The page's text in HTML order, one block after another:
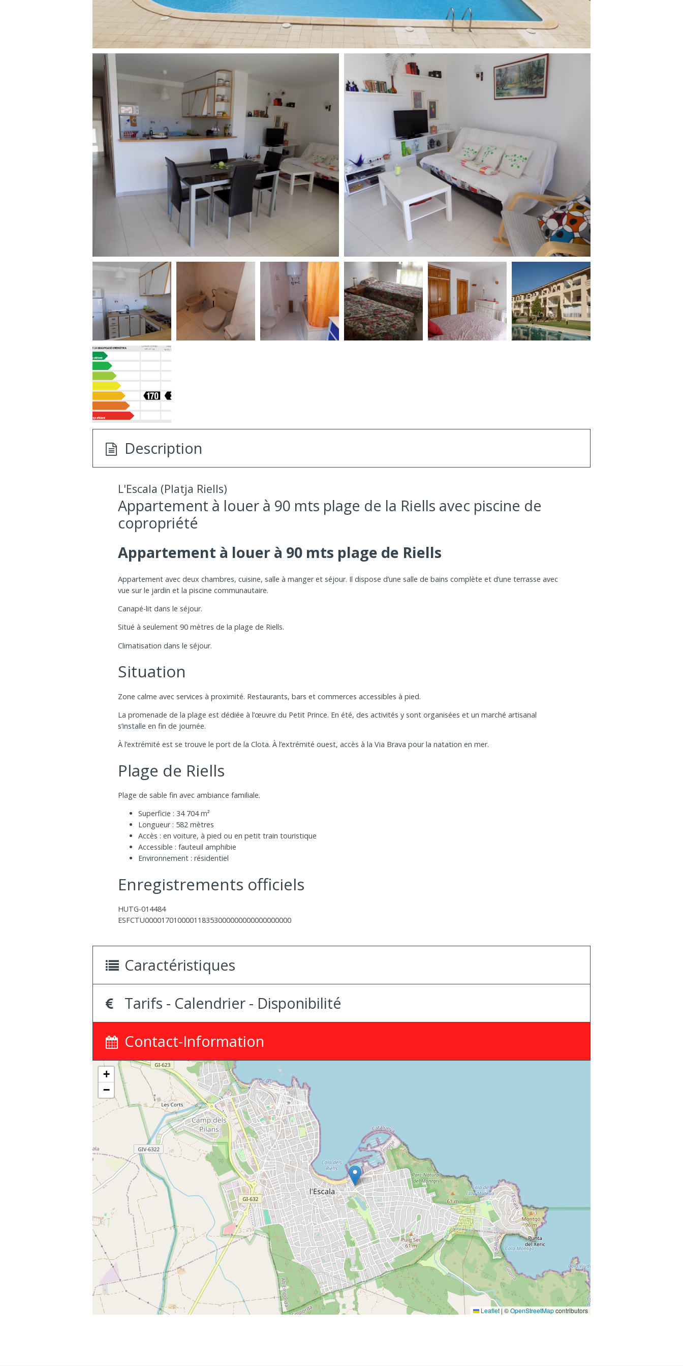
Description
L'Escala (Platja Riells)
Appartement à louer à 90 mts plage de la Riells avec piscine de
copropriété
Appartement à louer à 90 mts plage de Riells
Appartement avec deux chambres, cuisine, salle à manger et séjour. Il dispose d’une salle de bains complète et d’une terrasse avec
vue sur le jardin et la piscine communautaire.
Canapé-lit dans le séjour.
Situé à seulement 90 mètres de la plage de Riells.
Climatisation dans le séjour.
Situation
Zone calme avec services à proximité. Restaurants, bars et commerces accessibles à pied.
La promenade de la plage est dédiée à l’œuvre du Petit Prince. En été, des activités y sont organisées et un marché artisanal
s’installe en fin de journée.
À l’extrémité est se trouve le port de la Clota. À l’extrémité ouest, accès à la Via Brava pour la natation en mer.
Plage de Riells
Plage de sable fin avec ambiance familiale.
Superficie : 34 704 m²
Longueur : 582 mètres
Accès : en voiture, à pied ou en petit train touristique
Accessible : fauteuil amphibie
Environnement : résidentiel
Enregistrements officiels
HUTG-014484
ESFCTU000017010000118353000000000000000000
Caractéristiques
Tarifs - Calendrier - Disponibilité
Contact-Information
+
−
Leaflet | ©OpenStreetMapcontributors